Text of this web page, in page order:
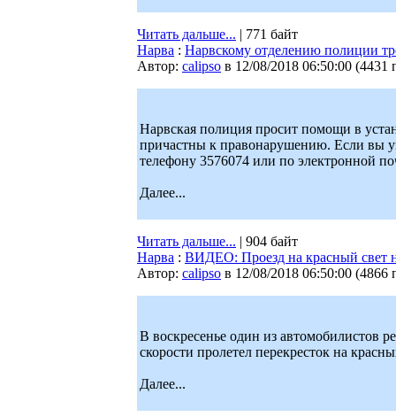
Читать дальше... | 771 байт
Нарва : Нарвскому отделению полиции
Автор: calipso в 12/08/2018 06:50:00 (4431
Нарвская полиция просит помощи в
причастны к правонарушению. Если вы
телефону 3576074 или по электронной
Далее...
Читать дальше... | 904 байт
Нарва : ВИДЕО: Проезд на красный свет
Автор: calipso в 12/08/2018 06:50:00 (4866
В воскресенье один из автомобилистов
скорости пролетел перекресток на
Далее...